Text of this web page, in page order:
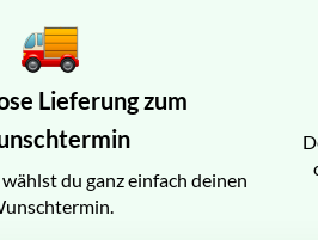
Lieferung zum
du ganz einfach deinen